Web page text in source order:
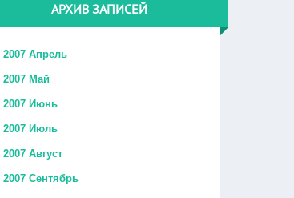
АРХИВ ЗАПИСЕЙ
2007 Апрель
2007 Май
2007 Июнь
2007 Июль
2007 Август
2007 Сентябрь